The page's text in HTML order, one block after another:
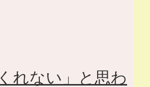
れない」と思わ